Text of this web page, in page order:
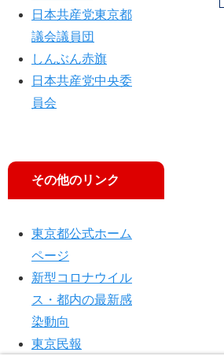
日本共産党東京都
議会議員団
しんぶん赤旗
日本共産党中央委
員会
その他のリンク
東京都公式ホーム
ページ
新型コロナウイル
ス・都内の最新感
染動向
東京民報